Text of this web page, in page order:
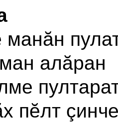
манăн
алăран
пĕлт